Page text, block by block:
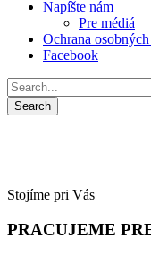
Napíšte nám
Pre médiá
Ochrana
Facebook
Stojíme pri Vás
PRACUJEME